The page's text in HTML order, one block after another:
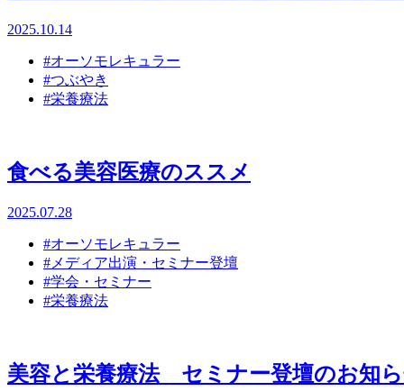
2025.10.14
#オーソモレキュラー
#つぶやき
#栄養療法
食べる美容医療のススメ
2025.07.28
#オーソモレキュラー
#メディア出演・セミナー登壇
#学会・セミナー
#栄養療法
美容と栄養療法 セミナー登壇のお知